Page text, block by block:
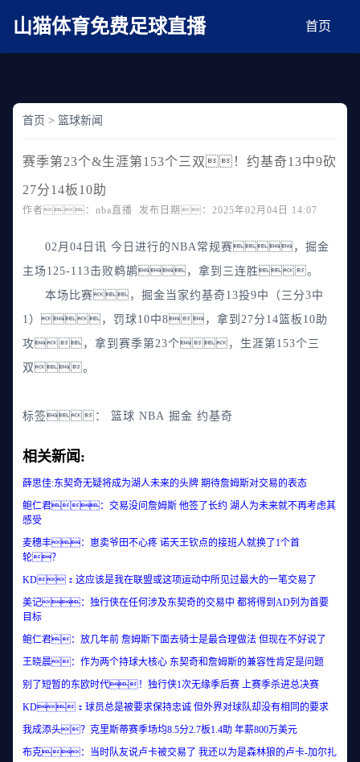
AV在线无码麻豆
山猫体育免费足球直播 首页
首页 > 篮球新闻
赛季第23个&生涯第153个三双！约基奇13中9砍
27分14板10助
作者：nba直播 发布日期：2025年02月04日 14:07
02月04日讯 今日进行的NBA常规赛，掘金
主场125-113击败鹈鹕，拿到三连胜。
本场比赛，掘金当家约基奇13投9中（三分3中
1），罚球10中8，拿到27分14篮板10助
攻，拿到赛季第23个，生涯第153个三
双。
标签： 篮球 NBA 掘金 约基奇
相关新闻:
薛思佳:东契奇无疑将成为湖人未来的头牌 期待詹姆斯对交易的表态
鲍仁君：交易没问詹姆斯 他签了长约 湖人为未来就不再考虑其
感受
麦穗丰：崽卖爷田不心疼 诺天王钦点的接班人就换了1个首
轮？
KD：这应该是我在联盟或这项运动中所见过最大的一笔交易了
美记：独行侠在任何涉及东契奇的交易中 都将得到AD列为首要
目标
鲍仁君：放几年前 詹姆斯下面去骑士是最合理做法 但现在不好说了
王晓晨：作为两个持球大核心 东契奇和詹姆斯的兼容性肯定是问题
别了短暂的东欧时代！独行侠1次无缘季后赛 上赛季杀进总决赛
KD：球员总是被要求保持忠诚 但外界对球队却没有相同的要求
我成添头？克里斯蒂赛季场均8.5分2.7板1.4助 年薪800万美元
布克：当时队友说卢卡被交易了 我还以为是森林狼的卢卡-加尔扎